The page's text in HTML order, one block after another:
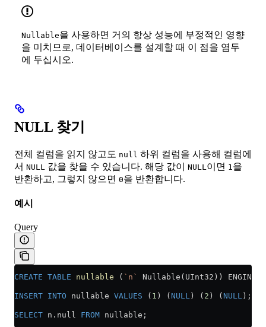
Nullable을 사용하면 거의 항상 성능에 부정적인 영향
을 미치므로, 데이터베이스를 설계할 때 이 점을 염두
에 두십시오.
NULL 찾기
전체 컬럼을 읽지 않고도 null 하위 컬럼을 사용해 컬럼에
서 NULL 값을 찾을 수 있습니다. 해당 값이 NULL이면 1을
반환하고, 그렇지 않으면 0을 반환합니다.
예시
Query
CREATE TABLE nullable ( `n` Nullable(UInt32)) ENGINE
INSERT INTO nullable VALUES ( 1 ) ( NULL ) ( 2 ) ( NULL );
SELECT n . null FROM nullable;